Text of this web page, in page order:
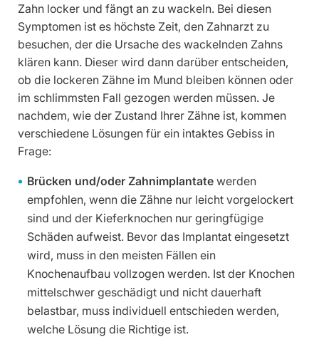
Zahn locker und fängt an zu wackeln. Bei diesen
Symptomen ist es höchste Zeit, den Zahnarzt zu
besuchen, der die Ursache des wackelnden Zahns
klären kann. Dieser wird dann darüber entscheiden,
ob die lockeren Zähne im Mund bleiben können oder
im schlimmsten Fall gezogen werden müssen. Je
nachdem, wie der Zustand Ihrer Zähne ist, kommen
verschiedene Lösungen für ein intaktes Gebiss in
Frage:
Brücken und/oder Zahnimplantate werden
empfohlen, wenn die Zähne nur leicht vorgelockert
sind und der Kieferknochen nur geringfügige
Schäden aufweist. Bevor das Implantat eingesetzt
wird, muss in den meisten Fällen ein
Knochenaufbau vollzogen werden. Ist der Knochen
mittelschwer geschädigt und nicht dauerhaft
belastbar, muss individuell entschieden werden,
welche Lösung die Richtige ist.